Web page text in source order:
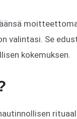
valintasi. Se
kokemuksen.